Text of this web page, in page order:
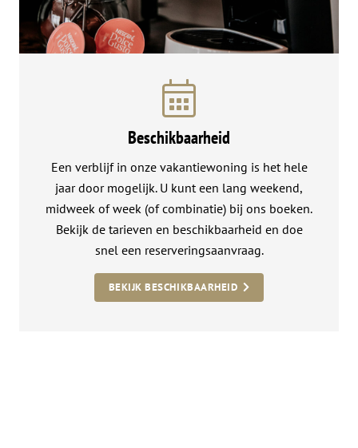
Beschikbaarheid
Een verblijf in onze vakantiewoning is het hele
jaar door mogelijk. U kunt een lang weekend,
midweek of week (of combinatie) bij ons boeken.
Bekijk de tarieven en beschikbaarheid en doe
snel een reserveringsaanvraag.
BEKIJK BESCHIKBAARHEID